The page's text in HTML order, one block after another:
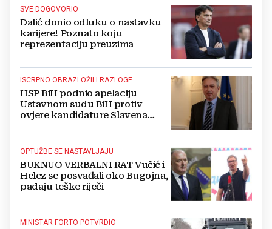
SVE DOGOVORIO
Dalić donio odluku o nastavku
karijere! Poznato koju
reprezentaciju preuzima
ISCRPNO OBRAZLOŽILI RAZLOGE
HSP BiH podnio apelaciju
Ustavnom sudu BiH protiv
ovjere kandidature Slavena
OPTUŽBE SE NASTAVLJAJU
BUKNUO VERBALNI RAT Vučić i
Helez se posvađali oko Bugojna,
padaju teške riječi
MINISTAR FORTO POTVRDIO